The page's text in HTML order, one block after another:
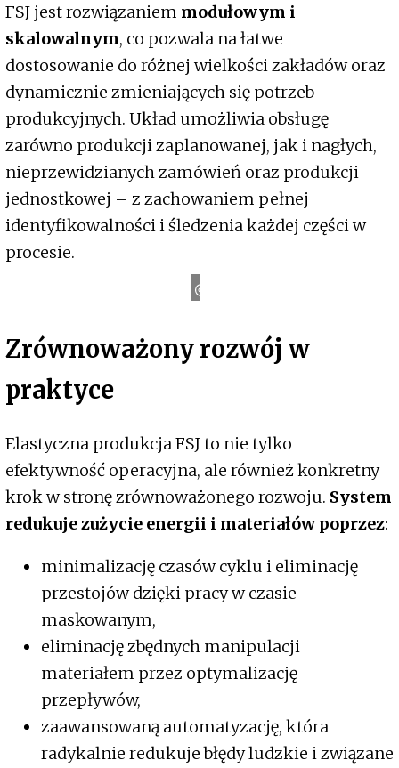
FSJ jest rozwiązaniem modułowym i
skalowalnym, co pozwala na łatwe
dostosowanie do różnej wielkości zakładów oraz
dynamicznie zmieniających się potrzeb
produkcyjnych. Układ umożliwia obsługę
zarówno produkcji zaplanowanej, jak i nagłych,
nieprzewidzianych zamówień oraz produkcji
jednostkowej – z zachowaniem pełnej
identyfikowalności i śledzenia każdej części w
procesie.
Zrównoważony rozwój w
praktyce
Elastyczna produkcja FSJ to nie tylko
efektywność operacyjna, ale również konkretny
krok w stronę zrównoważonego rozwoju. System
redukuje zużycie energii i materiałów poprzez:
minimalizację czasów cyklu i eliminację
przestojów dzięki pracy w czasie
maskowanym,
eliminację zbędnych manipulacji
materiałem przez optymalizację
przepływów,
zaawansowaną automatyzację, która
radykalnie redukuje błędy ludzkie i związane